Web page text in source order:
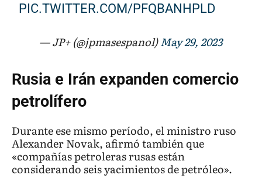
PIC.TWITTER.COM/PFQBANHPLD
— JP+ (@jpmasespanol)May 29, 2023
Rusia e Irán expanden comercio
petrolífero
Durante ese mismo período, el ministro ruso
Alexander Novak, afirmó también que
«compañías petroleras rusas están
considerando seis yacimientos de petróleo».